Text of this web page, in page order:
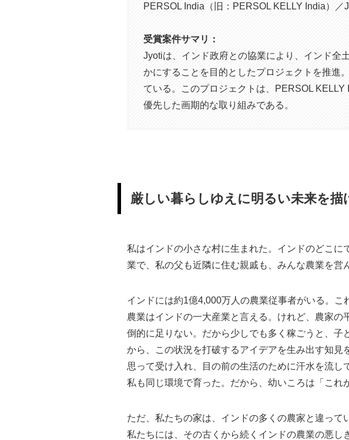
PERSOL India（旧：PERSOL KELLY India）／
受賞案件サマリ：
Jyotiは、インド政府との協業により、インド全
かにすることを目的としたプロジェクトを推進
ている。このプロジェクトは、PERSOL
優先した画期的な取り組みである。
厳しい暮らしゆえに明るい未来を
私はインドの小さな村に生まれた。インドのどこ
業で、私の父も近隣に住む親戚も、みんな農業を営
インドには約1億4,000万人の農業従事者がいる。こ
農業はインドの一大産業と言える。けれど、農家
倒的に足りない。だから少しでも多く稼ごうと、
から、この状況を打破するアイデアを生み出す知
思って受け入れ、目の前の生活のために汗水を流し
私も同じ環境で育った。だから、幼いころは「これ
ただ、私たちの家は、インドの多くの農家と違って
私たちには、その古くから続くインドの農業の悪し